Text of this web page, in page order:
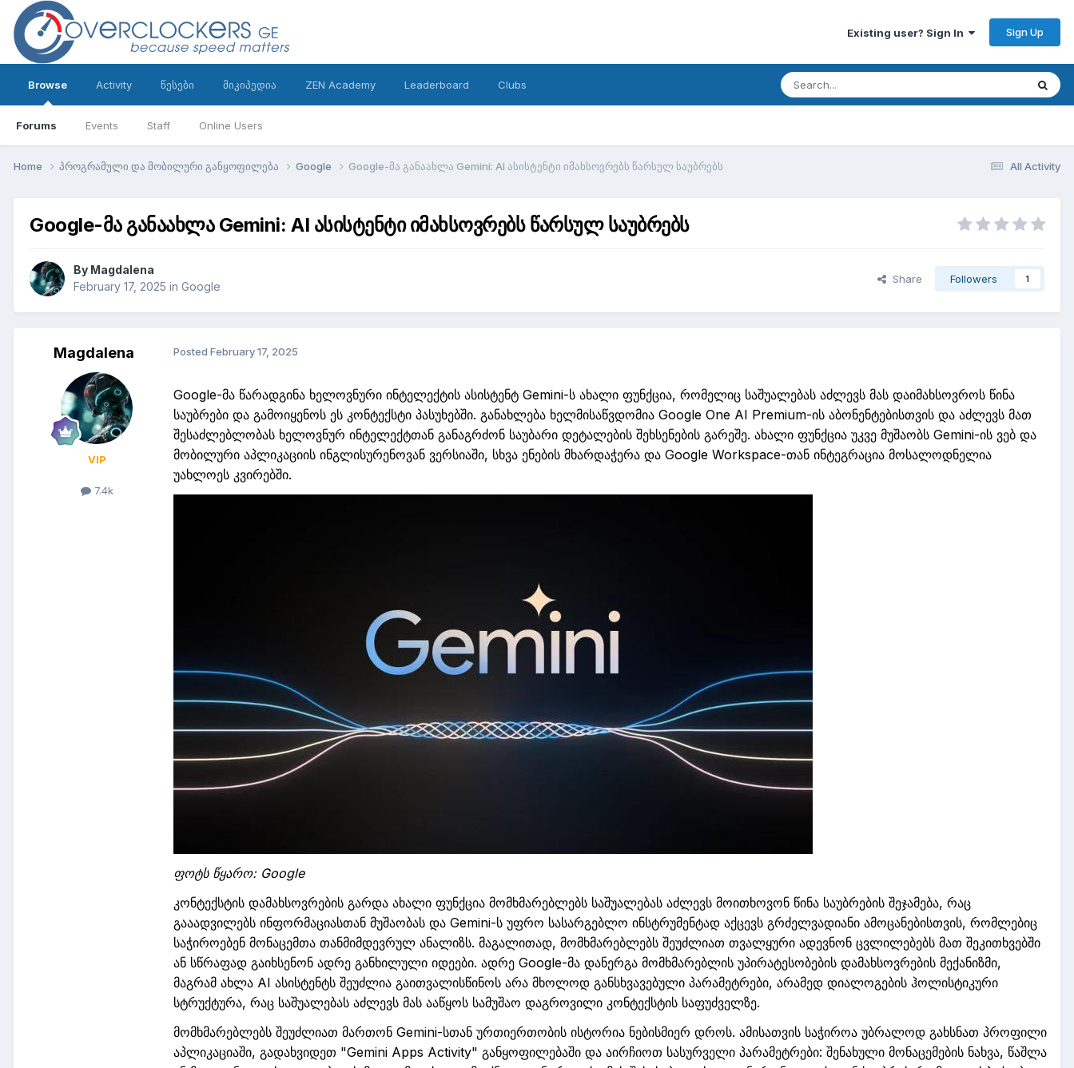
Existing user? Sign In Sign Up
Browse
Forums Events Staff Online Users
Activity წესები მიკიპედია ZEN Academy Leaderboard Clubs
All Activity
Home პროგრამული და მობილური განყოფილება Google Google-მა განაახლა Gemini: AI ასისტენტი იმახსოვრებს წარსულ საუბრებს
Google-მა განაახლა Gemini: AI ასისტენტი იმახსოვრებს წარსულ საუბრებს
By Magdalena
February 17, 2025 in Google
Share Followers 1
Magdalena
VIP
7.4k
Posted February 17, 2025
Google-მა წარადგინა ხელოვნური ინტელექტის ასისტენტ Gemini-ს ახალი ფუნქცია, რომელიც საშუალებას აძლევს მას დაიმახსოვროს წინა
საუბრები და გამოიყენოს ეს კონტექსტი პასუხებში. განახლება ხელმისაწვდომია Google One AI Premium-ის აბონენტებისთვის და აძლევს მათ
შესაძლებლობას ხელოვნურ ინტელექტთან განაგრძონ საუბარი დეტალების შეხსენების გარეშე. ახალი ფუნქცია უკვე მუშაობს Gemini-ის ვებ და
მობილური აპლიკაციის ინგლისურენოვან ვერსიაში, სხვა ენების მხარდაჭერა და Google Workspace-თან ინტეგრაცია მოსალოდნელია
უახლოეს კვირებში.
ფოტს წყარო:Google
კონტექსტის დამახსოვრების გარდა ახალი ფუნქცია მომხმარებლებს საშუალებას აძლევს მოითხოვონ წინა საუბრების შეჯამება, რაც
გააადვილებს ინფორმაციასთან მუშაობას და Gemini-ს უფრო სასარგებლო ინსტრუმენტად აქცევს გრძელვადიანი ამოცანებისთვის, რომლებიც
საჭიროებენ მონაცემთა თანმიმდევრულ ანალიზს. მაგალითად, მომხმარებლებს შეუძლიათ თვალყური ადევნონ ცვლილებებს მათ შეკითხვებში
ან სწრაფად გაიხსენონ ადრე განხილული იდეები. ადრე Google-მა დანერგა მომხმარებლის უპირატესობების დამახსოვრების მექანიზმი,
მაგრამ ახლა AI ასისტენტს შეუძლია გაითვალისწინოს არა მხოლოდ განსხვავებული პარამეტრები, არამედ დიალოგების ჰოლისტიკური
სტრუქტურა, რაც საშუალებას აძლევს მას ააწყოს სამუშაო დაგროვილი კონტექსტის საფუძველზე.
მომხმარებლებს შეუძლიათ მართონ Gemini-სთან ურთიერთობის ისტორია ნებისმიერ დროს. ამისათვის საჭიროა უბრალოდ გახსნათ პროფილი
აპლიკაციაში, გადახვიდეთ "Gemini Apps Activity" განყოფილებაში და აირჩიოთ სასურველი პარამეტრები: შენახული მონაცემების ნახვა, წაშლა